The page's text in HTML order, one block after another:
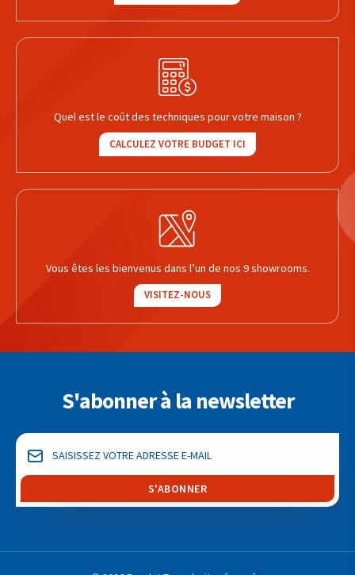
Quel est le coût des techniques pour votre maison ?
CALCULEZ VOTRE BUDGET ICI
Vous êtes les bienvenus dans l’un de nos 9 showrooms.
VISITEZ-NOUS
S'abonner à la newsletter
S'ABONNER